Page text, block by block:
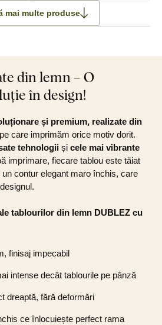
mai multe produse
din lemn – O
în design!
și premium, realizate din
care imprimăm orice motiv dorit.
tehnologii și cele mai vibrante
imprimare, fiecare tablou este tăiat
contur elegant maro închis, care
tablourilor din lemn DUBLEZ cu
finisaj impecabil
intense decât tablourile pe pânză
dreaptă, fără deformări
ce înlocuiește perfect rama